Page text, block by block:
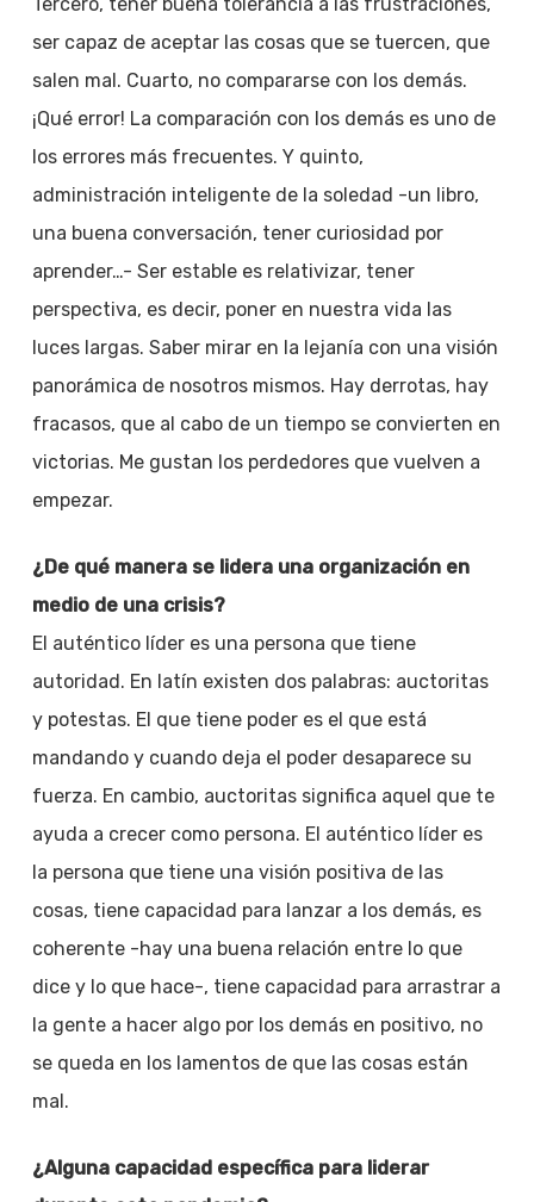
ser capaz de aceptar las cosas que se tuercen, que
salen mal. Cuarto, no compararse con los demás.
¡Qué error! La comparación con los demás es uno de
los errores más frecuentes. Y quinto,
administración inteligente de la soledad -un libro,
una buena conversación, tener curiosidad por
aprender…- Ser estable es relativizar, tener
perspectiva, es decir, poner en nuestra vida las
luces largas. Saber mirar en la lejanía con una visión
panorámica de nosotros mismos. Hay derrotas, hay
fracasos, que al cabo de un tiempo se convierten en
victorias. Me gustan los perdedores que vuelven a
empezar.
¿De qué manera se lidera una organización en
medio de una crisis?
El auténtico líder es una persona que tiene
autoridad. En latín existen dos palabras: auctoritas
y potestas. El que tiene poder es el que está
mandando y cuando deja el poder desaparece su
fuerza. En cambio, auctoritas significa aquel que te
ayuda a crecer como persona. El auténtico líder es
la persona que tiene una visión positiva de las
cosas, tiene capacidad para lanzar a los demás, es
coherente -hay una buena relación entre lo que
dice y lo que hace-, tiene capacidad para arrastrar a
la gente a hacer algo por los demás en positivo, no
se queda en los lamentos de que las cosas están
mal.
¿Alguna capacidad específica para liderar